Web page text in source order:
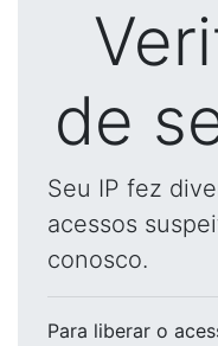
de
Seu IP fez
acessos
conosco.
Para liberar o